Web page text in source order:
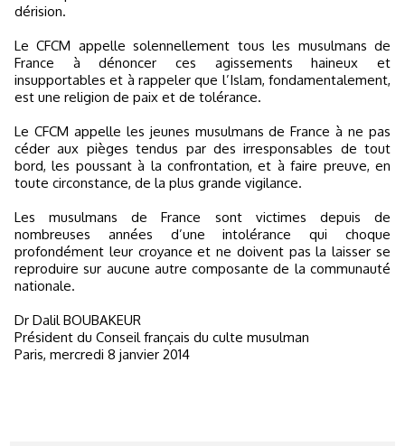
dérision.
Le CFCM appelle solennellement tous les musulmans de
France à dénoncer ces agissements haineux et
insupportables et à rappeler que l’Islam, fondamentalement,
est une religion de paix et de tolérance.
Le CFCM appelle les jeunes musulmans de France à ne pas
céder aux pièges tendus par des irresponsables de tout
bord, les poussant à la confrontation, et à faire preuve, en
toute circonstance, de la plus grande vigilance.
Les musulmans de France sont victimes depuis de
nombreuses années d’une intolérance qui choque
profondément leur croyance et ne doivent pas la laisser se
reproduire sur aucune autre composante de la communauté
nationale.
Dr Dalil BOUBAKEUR
Président du Conseil français du culte musulman
Paris, mercredi 8 janvier 2014